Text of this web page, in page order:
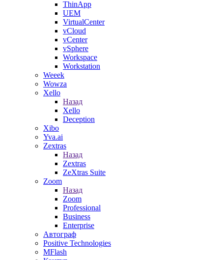
ThinApp
UEM
VirtualCenter
vCloud
vCenter
vSphere
Workspace
Workstation
Weeek
Wowza
Xello
Назад
Xello
Deception
Xibo
Yva.ai
Zextras
Назад
Zextras
ZeXtras Suite
Zoom
Назад
Zoom
Professional
Business
Enterprise
Автограф
Positive Technologies
MFlash